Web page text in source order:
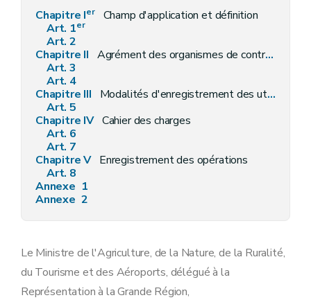
Chapitre Ier
Champ d'application et définition
Art. 1er
Art. 2
Chapitre II Agrément des organismes de contrôle
Art. 3
Art. 4
Chapitre III
Modalités d'enregistrement des utilisateurs
Art. 5
Chapitre IV Cahier des charges
Art. 6
Art. 7
Chapitre V Enregistrement des opérations
Art. 8
Annexe 1
Annexe 2
Le Ministre de l'Agriculture, de la Nature, de la Ruralité,
du Tourisme et des Aéroports, délégué à la
Représentation à la Grande Région,